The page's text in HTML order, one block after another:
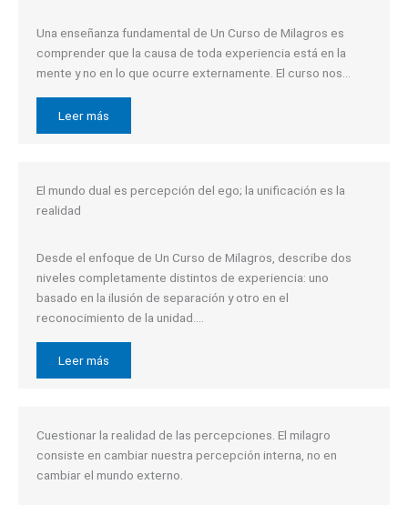
Una enseñanza fundamental de Un Curso de Milagros es
comprender que la causa de toda experiencia está en la
mente y no en lo que ocurre externamente. El curso nos…
Leer más
El mundo dual es percepción del ego; la unificación es la
realidad
Desde el enfoque de Un Curso de Milagros, describe dos
niveles completamente distintos de experiencia: uno
basado en la ilusión de separación y otro en el
reconocimiento de la unidad….
Leer más
Cuestionar la realidad de las percepciones. El milagro
consiste en cambiar nuestra percepción interna, no en
cambiar el mundo externo.